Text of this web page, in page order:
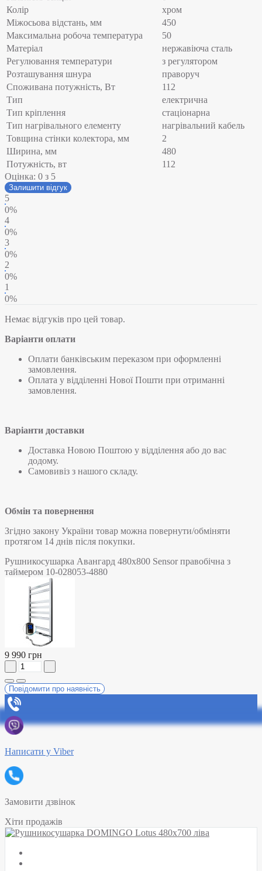
Колір
хром
Міжосьова відстань, мм
450
Максимальна робоча температура
50
Матеріал
нержавіюча сталь
Регулювання температури
з регулятором
Розташування шнура
праворуч
Споживана потужність, Вт
112
Тип
електрична
Тип кріплення
стаціонарна
Тип нагрівального елементу
нагрівальний кабель
Товщина стінки колектора, мм
2
Ширина, мм
480
Потужність, вт
112
Оцінка: 0 з 5
Залишити відгук
5
0%
4
0%
3
0%
2
0%
1
0%
Немає відгуків про цей товар.
Варіанти оплати
Оплати банківським переказом при оформленні
замовлення.
Оплата у відділенні Нової Пошти при отриманні
замовлення.
Варіанти доставки
Доставка Новою Поштою у відділення або до вас
додому.
Самовивіз з нашого складу.
Обмін та повернення
Згідно закону України товар можна повернути/обміняти
протягом 14 днів після покупки.
Рушникосушарка Авангард 480х800 Sensor правобічна з
таймером 10-028053-4880
9 990 грн
Повідомити про наявність
Написати у Viber
Замовити дзвінок
Хіти продажів